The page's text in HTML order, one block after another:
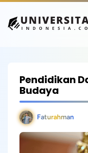
Pendidikan
Budaya
Faturahman